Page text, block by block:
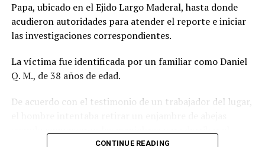
Papa, ubicado en el Ejido Largo Maderal, hasta donde
acudieron autoridades para atender el reporte e iniciar
las investigaciones correspondientes.
La víctima fue identificada por un familiar como Daniel
Q. M., de 38 años de edad.
De acuerdo con el testimonio de un trabajador del lugar,
árbol con una motosierra. Sin embargo, no alcanzó a
CONTINUE READING